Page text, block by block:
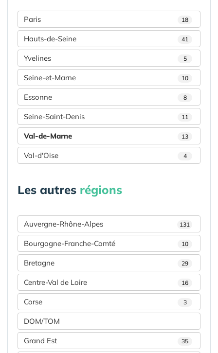
Paris 18
Hauts-de-Seine 41
Yvelines 5
Seine-et-Marne 10
Essonne 8
Seine-Saint-Denis 11
Val-de-Marne 13
Val-d'Oise 4
Les autres régions
Auvergne-Rhône-Alpes 131
Bourgogne-Franche-Comté 10
Bretagne 29
Centre-Val de Loire 16
Corse 3
DOM/TOM
Grand Est 35